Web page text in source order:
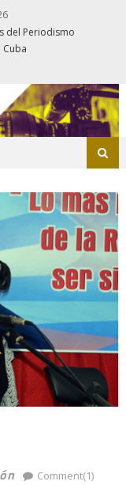
del Periodismo
Comment(1)